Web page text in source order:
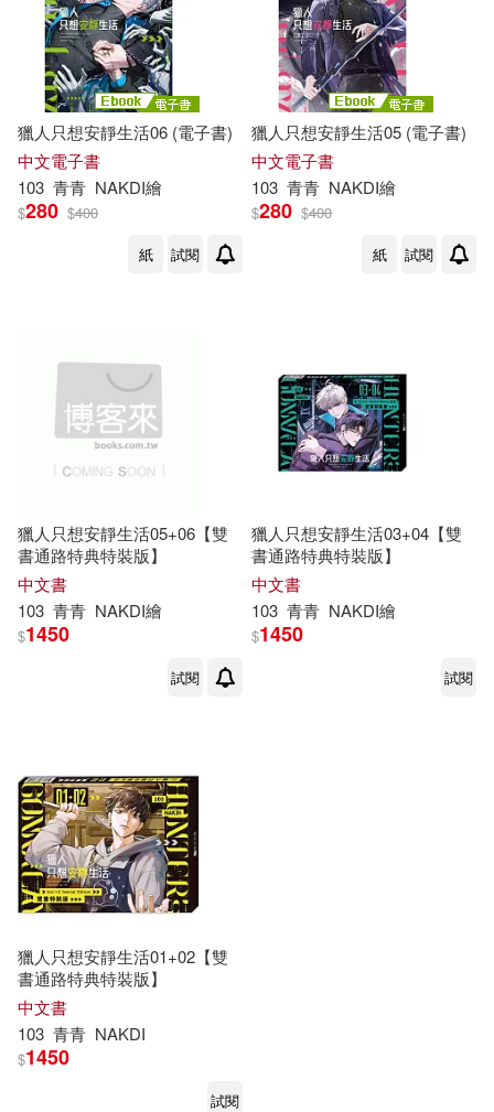
獵人只想安靜生活06 (電子書)
中文電子書
103 青青 NAKDI繪
$280 $400
紙
試閱
獵人只想安靜生活05 (電子書)
中文電子書
103 青青 NAKDI繪
$280 $400
紙
試閱
獵人只想安靜生活05+06【雙
書通路特典特裝版】
中文書
103 青青 NAKDI繪
$1450
試閱
獵人只想安靜生活03+04【雙
書通路特典特裝版】
中文書
103 青青 NAKDI繪
$1450
試閱
獵人只想安靜生活01+02【雙
書通路特典特裝版】
中文書
103 青青 NAKDI
$1450
試閱